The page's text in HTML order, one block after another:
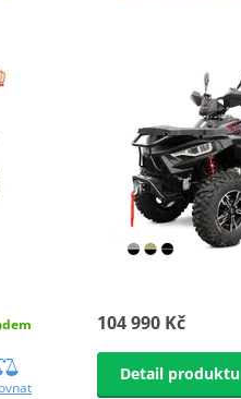
104 990 Kč
Detail produktu